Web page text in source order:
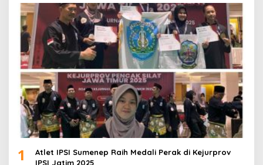
1
Atlet IPSI Sumenep Raih Medali Perak di Kejurprov
IPSI Jatim 2025